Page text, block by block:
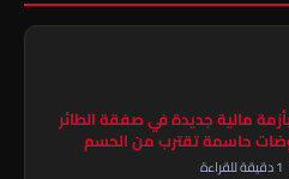
مالية جديدة في صفقة الطائر
حاسمة تقترب من الحسم